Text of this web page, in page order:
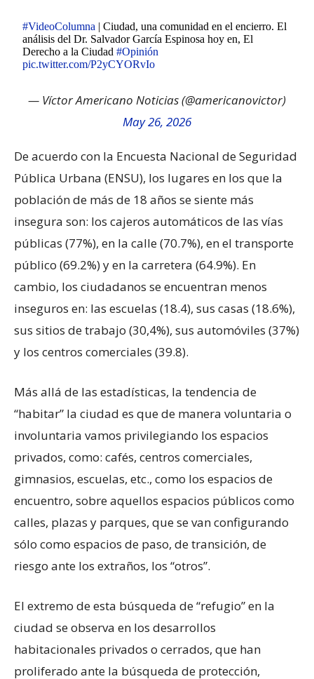
#VideoColumna | Ciudad, una comunidad en el encierro. El
análisis del Dr. Salvador García Espinosa hoy en, El
Derecho a la Ciudad#Opinión
pic.twitter.com/P2yCYORvIo
— Víctor Americano Noticias (@americanovictor)
May 26, 2026
De acuerdo con la Encuesta Nacional de Seguridad
Pública Urbana (ENSU), los lugares en los que la
población de más de 18 años se siente más
insegura son: los cajeros automáticos de las vías
públicas (77%), en la calle (70.7%), en el transporte
público (69.2%) y en la carretera (64.9%). En
cambio, los ciudadanos se encuentran menos
inseguros en: las escuelas (18.4), sus casas (18.6%),
sus sitios de trabajo (30,4%), sus automóviles (37%)
y los centros comerciales (39.8).
Más allá de las estadísticas, la tendencia de
“habitar” la ciudad es que de manera voluntaria o
involuntaria vamos privilegiando los espacios
privados, como: cafés, centros comerciales,
gimnasios, escuelas, etc., como los espacios de
encuentro, sobre aquellos espacios públicos como
calles, plazas y parques, que se van configurando
sólo como espacios de paso, de transición, de
riesgo ante los extraños, los “otros”.
El extremo de esta búsqueda de “refugio” en la
ciudad se observa en los desarrollos
habitacionales privados o cerrados, que han
proliferado ante la búsqueda de protección,